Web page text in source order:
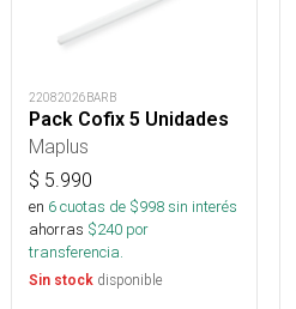
22082026BARB
Pack Cofix 5 Unidades
Maplus
$ 5.990
en 6cuotas de $998sin interés
ahorras $240 por
transferencia.
Sin stock disponible